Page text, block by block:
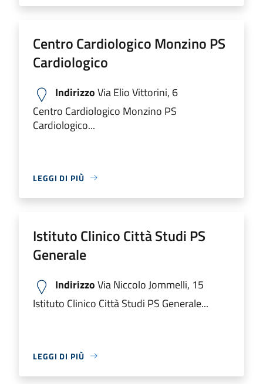
Centro Cardiologico Monzino PS
Cardiologico
IndirizzoVia Elio Vittorini, 6
Centro Cardiologico Monzino PS
Cardiologico...
LEGGI DI PIÙ
Istituto Clinico Città Studi PS
Generale
IndirizzoVia Niccolo Jommelli, 15
Istituto Clinico Città Studi PS Generale...
LEGGI DI PIÙ